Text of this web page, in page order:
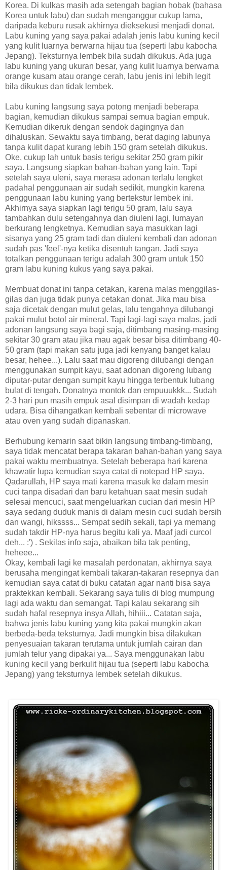
Korea. Di kulkas masih ada setengah bagian hobak (bahasa
Korea untuk labu) dan sudah menganggur cukup lama,
daripada keburu rusak akhirnya dieksekusi menjadi donat.
Labu kuning yang saya pakai adalah jenis labu kuning kecil
yang kulit luarnya berwarna hijau tua (seperti labu kabocha
Jepang). Teksturnya lembek bila sudah dikukus. Ada juga
labu kuning yang ukuran besar, yang kulit luarnya berwarna
orange kusam atau orange cerah, labu jenis ini lebih legit
bila dikukus dan tidak lembek.
Labu kuning langsung saya potong menjadi beberapa
bagian, kemudian dikukus sampai semua bagian empuk.
Kemudian dikeruk dengan sendok dagingnya dan
dihaluskan. Sewaktu saya timbang, berat daging labunya
tanpa kulit dapat kurang lebih 150 gram setelah dikukus.
Oke, cukup lah untuk basis terigu sekitar 250 gram pikir
saya. Langsung siapkan bahan-bahan yang lain. Tapi
setelah saya uleni, saya merasa adonan terlalu lengket
padahal penggunaan air sudah sedikit, mungkin karena
penggunaan labu kuning yang bertekstur lembek ini.
Akhirnya saya siapkan lagi terigu 50 gram, lalu saya
tambahkan dulu setengahnya dan diuleni lagi, lumayan
berkurang lengketnya. Kemudian saya masukkan lagi
sisanya yang 25 gram tadi dan diuleni kembali dan adonan
sudah pas 'feel'-nya ketika disentuh tangan. Jadi saya
totalkan penggunaan terigu adalah 300 gram untuk 150
gram labu kuning kukus yang saya pakai.
Membuat donat ini tanpa cetakan, karena malas menggilas-
gilas dan juga tidak punya cetakan donat. Jika mau bisa
saja dicetak dengan mulut gelas, lalu tengahnya dilubangi
pakai mulut botol air mineral. Tapi lagi-lagi saya malas, jadi
adonan langsung saya bagi saja, ditimbang masing-masing
sekitar 30 gram atau jika mau agak besar bisa ditimbang 40-
50 gram (tapi makan satu juga jadi kenyang banget kalau
besar, hehee...). Lalu saat mau digoreng dilubangi dengan
menggunakan sumpit kayu, saat adonan digoreng lubang
diputar-putar dengan sumpit kayu hingga terbentuk lubang
bulat di tengah. Donatnya montok dan empuuukkk... Sudah
2-3 hari pun masih empuk asal disimpan di wadah kedap
udara. Bisa dihangatkan kembali sebentar di microwave
atau oven yang sudah dipanaskan.
Berhubung kemarin saat bikin langsung timbang-timbang,
saya tidak mencatat berapa takaran bahan-bahan yang saya
pakai waktu membuatnya. Setelah beberapa hari karena
khawatir lupa kemudian saya catat di notepad HP saya.
Qadarullah, HP saya mati karena masuk ke dalam mesin
cuci tanpa disadari dan baru ketahuan saat mesin sudah
selesai mencuci, saat mengeluarkan cucian dari mesin HP
saya sedang duduk manis di dalam mesin cuci sudah bersih
dan wangi, hikssss... Sempat sedih sekali, tapi ya memang
sudah takdir HP-nya harus begitu kali ya. Maaf jadi curcol
deh... :') . Sekilas info saja, abaikan bila tak penting,
heheee...
Okay, kembali lagi ke masalah perdonatan, akhirnya saya
berusaha mengingat kembali takaran-takaran resepnya dan
kemudian saya catat di buku catatan agar nanti bisa saya
praktekkan kembali. Sekarang saya tulis di blog mumpung
lagi ada waktu dan semangat. Tapi kalau sekarang sih
sudah hafal resepnya insya Allah, hihiii... Catatan saja,
bahwa jenis labu kuning yang kita pakai mungkin akan
berbeda-beda teksturnya. Jadi mungkin bisa dilakukan
penyesuaian takaran terutama untuk jumlah cairan dan
jumlah telur yang dipakai ya... Saya menggunakan labu
kuning kecil yang berkulit hijau tua (seperti labu kabocha
Jepang) yang teksturnya lembek setelah dikukus.